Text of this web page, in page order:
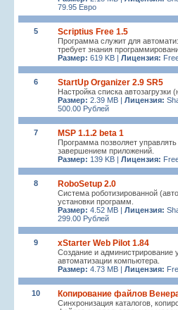
79.95 Евро
5 Scriptius Free 1.5
Программа служит для
требует знания
Размер: 619 KB | Лицензия:
6 StartUp Organizer 2.9 SR5
Настройка списка автозагрузки
Размер: 2.39 MB | Лицензия:
500.00 Рублей
7 MSP 1.1.2 beta 1
Программа позволяет
завершением приложений.
Размер: 139 KB | Лицензия:
8 RoboSetup 2.0
Система роботизированной
установки программ.
Размер: 4.52 MB | Лицензия:
299.00 Рублей
9 xStarter Web Pilot 1.84
Создание и администрирование
автоматизации компьютера.
Размер: 4.73 MB | Лицензия:
10 Копирование файлов
Синхронизация каталогов,